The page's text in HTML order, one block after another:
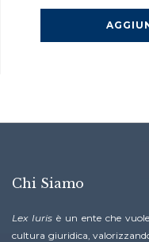
Chi Siamo
Lex Iurisè un ente che
cultura giuridica,